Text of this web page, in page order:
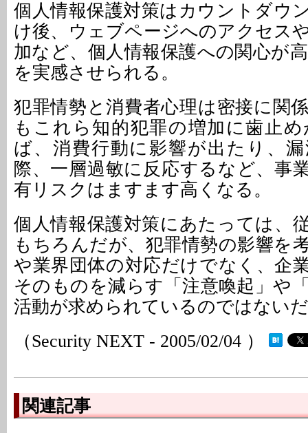
個人情報保護対策はカウントダウ
け後、ウェブページへのアクセス
加など、個人情報保護への関心が
を実感させられる。
犯罪情勢と消費者心理は密接に関
もこれら知的犯罪の増加に歯止
ば、消費行動に影響が出たり、
際、一層過敏に反応するなど、事
有リスクはますます高くなる。
個人情報保護対策にあたっては、
もちろんだが、犯罪情勢の影響を
や業界団体の対応だけでなく、企
そのものを減らす「注意喚起」や
活動が求められているのではない
（Security NEXT - 2005/02/04 ）
関連記事